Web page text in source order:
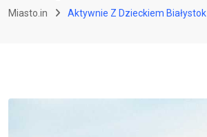
Miasto.in Aktywnie Z Dzieckiem Białystok